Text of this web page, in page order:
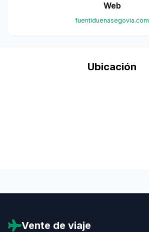
Web
fuentiduenasegovia.com
Ubicación
Vente de viaje